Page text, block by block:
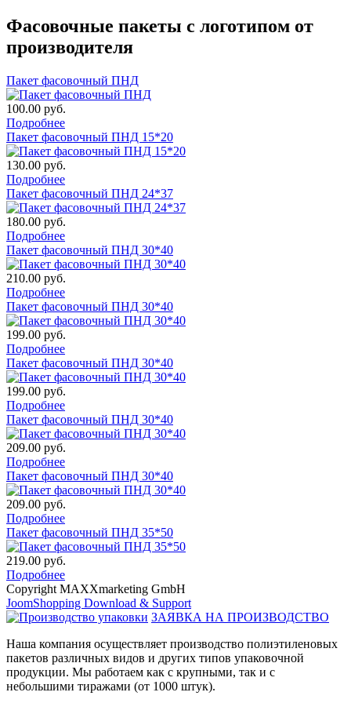
Фасовочные пакеты с логотипом от
производителя
Пакет фасовочный ПНД
100.00 руб.
Подробнее
Пакет фасовочный ПНД 15*20
130.00 руб.
Подробнее
Пакет фасовочный ПНД 24*37
180.00 руб.
Подробнее
Пакет фасовочный ПНД 30*40
210.00 руб.
Подробнее
Пакет фасовочный ПНД 30*40
199.00 руб.
Подробнее
Пакет фасовочный ПНД 30*40
199.00 руб.
Подробнее
Пакет фасовочный ПНД 30*40
209.00 руб.
Подробнее
Пакет фасовочный ПНД 30*40
209.00 руб.
Подробнее
Пакет фасовочный ПНД 35*50
219.00 руб.
Подробнее
Copyright MAXXmarketing GmbH
JoomShopping Download & Support
ЗАЯВКА НА ПРОИЗВОДСТВО
Наша компания осуществляет производство полиэтиленовых
пакетов различных видов и других типов упаковочной
продукции. Мы работаем как с крупными, так и с
небольшими тиражами (от 1000 штук).